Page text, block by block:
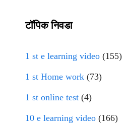
टॉपिक निवडा
1 st e learning video (155)
1 st Home work (73)
1 st online test (4)
10 e learning video (166)